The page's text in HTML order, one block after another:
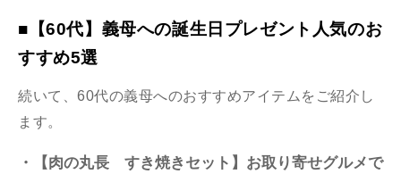
■【60代】義母への誕生日プレゼント人気のお
すすめ5選
続いて、60代の義母へのおすすめアイテムをご紹介し
ます。
・【肉の丸長 すき焼きセット】お取り寄せグルメで